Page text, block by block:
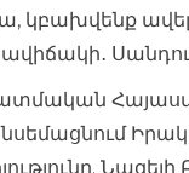
կբախվենք
նսեմացնում